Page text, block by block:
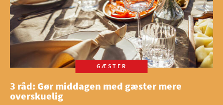
GÆSTER
3 råd: Gør middagen med gæster mere
overskuelig